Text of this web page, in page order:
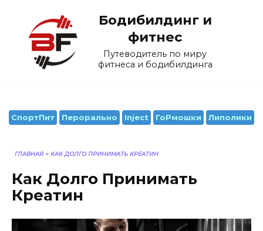
содержанию
Бодибилдинг и
фитнес
Путеводитель по миру
фитнеса и бодибилдинга
СпортПит Перорально Inject ГоРмошки Липолики
ГЛАВНАЯ > КАК ДОЛГО ПРИНИМАТЬ КРЕАТИН
Как Долго Принимать
Креатин